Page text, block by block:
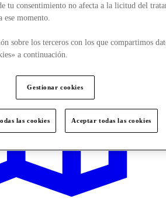
tu consentimiento no afecta a la licitud del
ese momento.
sobre los terceros con los que compartimos
a continuación.
Gestionar cookies
las cookies Aceptar todas las cookies